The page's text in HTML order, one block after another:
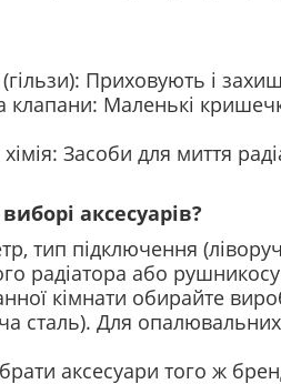
Приховують і
Маленькі
Засоби для миття
аксесуарів?
тип підключення
радіатора або
кімнати обирайте
сталь). Для опалювальних
аксесуари того ж